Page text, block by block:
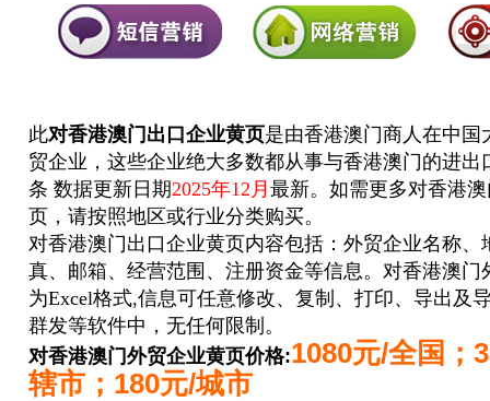
此对香港澳门出口企业黄页是由香港澳门商人在中国
贸企业，这些企业绝大多数都从事与香港澳门的进出
条 数据更新日期2025年12月 最新。如需更多对香港
页，请按照地区或行业分类购买。
对香港澳门出口企业黄页内容包括：外贸企业名称、
真、邮箱、经营范围、注册资金等信息。 对香港澳门
为Excel格式,信息可任意修改、复制、打印、导出及
群发等软件中，无任何限制。
对香港澳门外贸企业黄页价格:1080元/全国；
辖市；180元/城市